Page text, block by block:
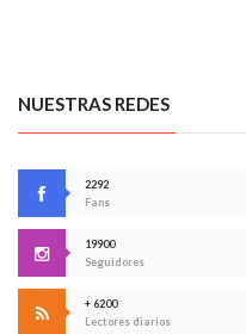
NUESTRAS REDES
2292
Fans
19900
Seguidores
+ 6200
Lectores diarios